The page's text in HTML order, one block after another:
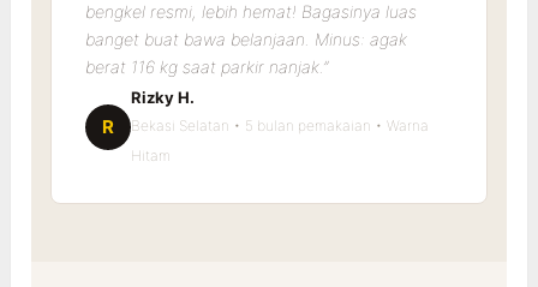
bengkel resmi, lebih hemat! Bagasinya luas
banget buat bawa belanjaan. Minus: agak
berat 116 kg saat parkir nanjak.”
R
Rizky H.
Bekasi Selatan • 5 bulan pemakaian • Warna
Hitam